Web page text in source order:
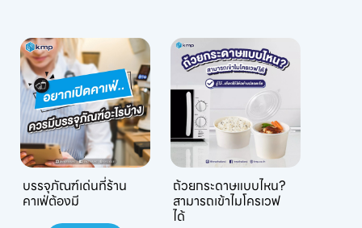
บรรจุภัณฑ์เด่นที่ร้าน
คาเฟ่ต้องมี
ถ้วยกระดาษแบบไหน?
สามารถเข้าไมโครเวฟ
ได้